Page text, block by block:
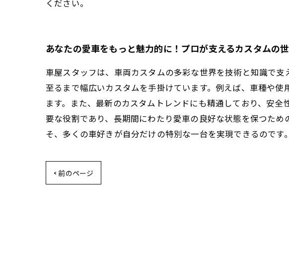
ください。
あなたの愛車をもっと魅力的に！プロが支えるカスタムの
車屋スタッフは、車両カスタムの多彩な世界を技術と知識で
至るまで幅広いカスタムを手掛けています。例えば、車種や
ます。また、最新のカスタムトレンドにも精通しており、安
要な役割であり、長期間にわたり愛車の良好な状態を保つた
そ、多くの車好きが自分だけの特別な一台を実現できるのです
< 前のページ